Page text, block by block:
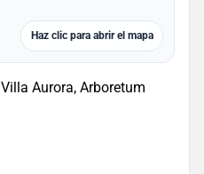
Haz clic para abrir el mapa
Villa Aurora, Arboretum